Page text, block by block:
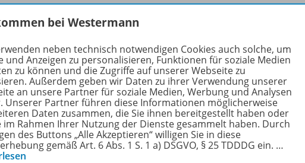
Präsentation aus "Rechnungswesen lebendig gestalten".
bei Westermann
neben technisch notwendigen Cookies auch solche, um
und Anzeigen zu personalisieren, Funktionen für soziale Medien
zu können und die Zugriffe auf unserer Webseite zu
Außerdem geben wir Daten zu ihrer Verwendung unserer
an unsere Partner für soziale Medien, Werbung und Analysen
Unserer Partner führen diese Informationen möglicherweise
Daten zusammen, die Sie ihnen bereitgestellt haben oder
im Rahmen Ihrer Nutzung der Dienste gesammelt haben. Durch
des Buttons „Alle Akzeptieren“ willigen Sie in diese
gemäß Art. 6 Abs. 1 S. 1 a) DSGVO, § 25 TDDDG ein. …